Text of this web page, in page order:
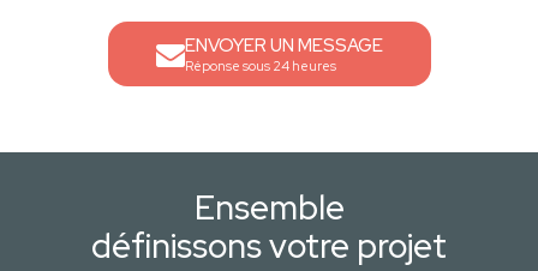
ENVOYER UN MESSAGE
Réponse sous 24 heures
Ensemble
définissons votre projet